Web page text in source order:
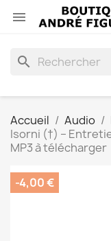

search
Accueil Audio
Isorni (†) –
MP3 à télécharger
-4,00 €